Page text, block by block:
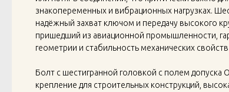
знакопеременных и вибрационных нагрузках.
надёжный захват ключом и передачу высокого
пришедший из авиационной промышленности,
геометрии и стабильность механических
Болт с шестигранной головкой с полем
крепление для строительных конструкций,